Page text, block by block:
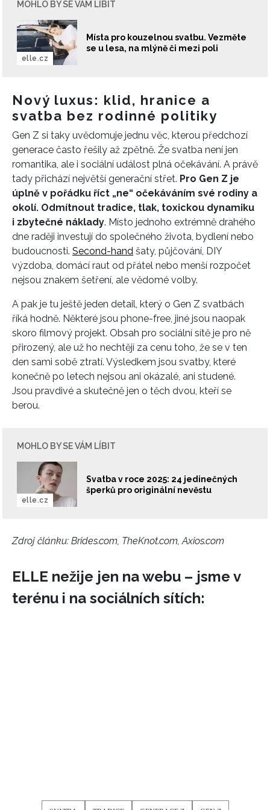
INFORMACE
REDAKCE
MOHLO BY SE VÁM LÍBIT
Místa pro kouzelnou svatbu. Vezměte
se u lesa, na mlýně či mezi poli
elle.cz
Nový luxus: klid, hranice a
svatba bez rodinné politiky
Gen Z si taky uvědomuje jednu věc, kterou předchozí
generace často řešily až zpětně. Že svatba není jen
romantika, ale i sociální událost plná očekávání. A právě
tady přichází největší generační střet. Pro Gen Z je
úplně v pořádku říct „ne“ očekáváním své rodiny a
okolí. Odmítnout tradice, tlak, toxickou dynamiku
i zbytečné náklady. Místo jednoho extrémně drahého
dne raději investují do společného života, bydlení nebo
budoucnosti. Second-hand šaty, půjčování, DIY
výzdoba, domácí raut od přátel nebo menší rozpočet
nejsou znakem šetření, ale vědomé volby.
A pak je tu ještě jeden detail, který o Gen Z svatbách
říká hodně. Některé jsou phone-free, jiné jsou naopak
skoro filmový projekt. Obsah pro sociální sítě je pro ně
přirozený, ale už ho nechtějí za cenu toho, že se v ten
den sami sobě ztratí. Výsledkem jsou svatby, které
konečně po letech nejsou ani okázalé, ani studené.
Jsou pravdivé a skutečně jen o těch dvou, kteří se
berou.
MOHLO BY SE VÁM LÍBIT
Svatba v roce 2025: 24 jedinečných
šperků pro originální nevěstu
elle.cz
Zdroj článku: Brides.com, TheKnot.com, Axios.com
ELLE nežije jen na webu – jsme v
terénu i na sociálních sítích: